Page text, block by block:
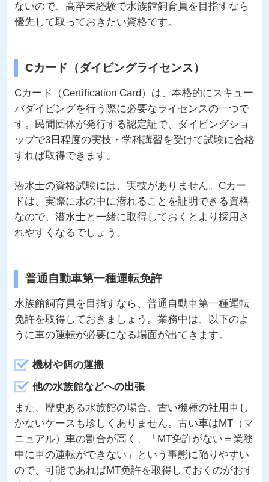
ないので、高卒未経験で水族館飼育員を目指すなら
優先して取っておきたい資格です。
Cカード（ダイビングライセンス）
Cカード（Certification Card）は、本格的にスキュー
バダイビングを行う際に必要なライセンスの一つで
す。民間団体が発行する認定証で、ダイビングショ
ップで3日程度の実技・学科講習を受けて試験に合格
すれば取得できます。
潜水士の資格試験には、実技がありません。Cカー
ドは、実際に水の中に潜れることを証明できる資格
なので、潜水士と一緒に取得しておくとより採用さ
れやすくなるでしょう。
普通自動車第一種運転免許
水族館飼育員を目指すなら、普通自動車第一種運転
免許を取得しておきましょう。業務中は、以下のよ
うに車の運転が必要になる場面が出てきます。
機材や餌の運搬
他の水族館などへの出張
また、歴史ある水族館の場合、古い機種の社用車し
かないケースも珍しくありません。古い車はMT（マ
ニュアル）車の割合が高く、「MT免許がない＝業務
中に車の運転ができない」という事態に陥りやすい
ので、可能であればMT免許を取得しておくのがおす